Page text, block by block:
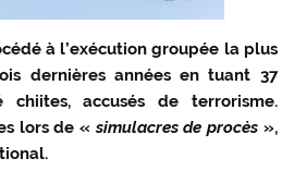
à l’exécution groupée la plus
dernières années en tuant 37
chiites, accusés de terrorisme.
lors de «simulacres de procès »,